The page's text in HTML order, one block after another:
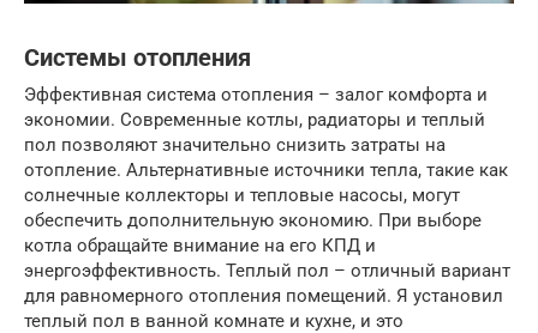
Системы отопления
Эффективная система отопления – залог комфорта и
экономии. Современные котлы, радиаторы и теплый
пол позволяют значительно снизить затраты на
отопление. Альтернативные источники тепла, такие как
солнечные коллекторы и тепловые насосы, могут
обеспечить дополнительную экономию. При выборе
котла обращайте внимание на его КПД и
энергоэффективность. Теплый пол – отличный вариант
для равномерного отопления помещений. Я установил
теплый пол в ванной комнате и кухне, и это